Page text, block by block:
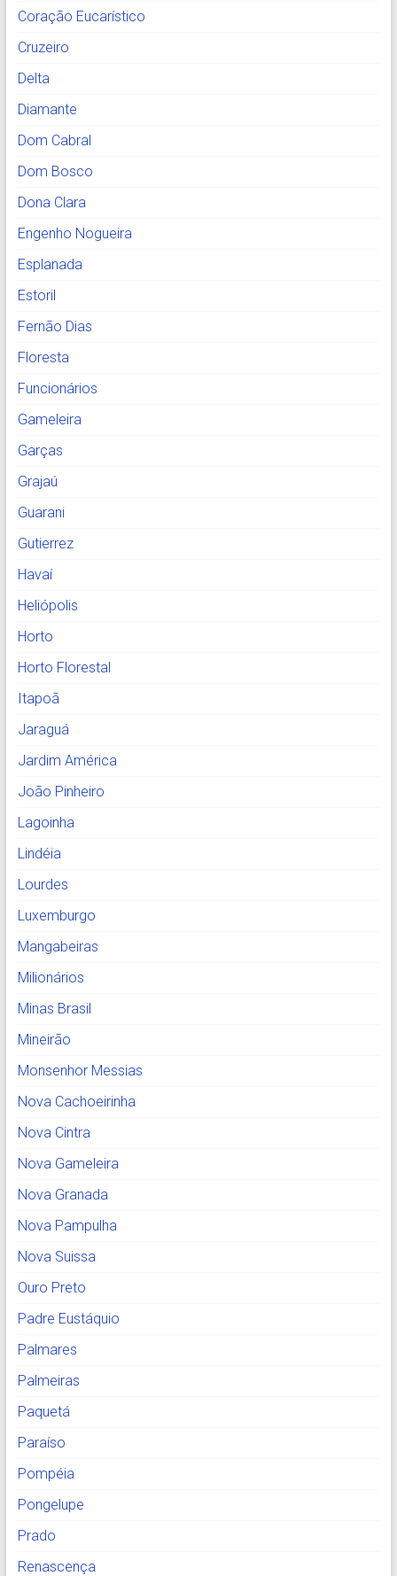
Coração Eucarístico
Cruzeiro
Delta
Diamante
Dom Cabral
Dom Bosco
Dona Clara
Engenho Nogueira
Esplanada
Estoril
Fernão Dias
Floresta
Funcionários
Gameleira
Garças
Grajaú
Guarani
Gutierrez
Havaí
Heliópolis
Horto
Horto Florestal
Itapoã
Jaraguá
Jardim América
João Pinheiro
Lagoinha
Lindéia
Lourdes
Luxemburgo
Mangabeiras
Milionários
Minas Brasil
Mineirão
Monsenhor Messias
Nova Cachoeirinha
Nova Cintra
Nova Gameleira
Nova Granada
Nova Pampulha
Nova Suissa
Ouro Preto
Padre Eustáquio
Palmares
Palmeiras
Paquetá
Paraíso
Pompéia
Pongelupe
Prado
Renascença